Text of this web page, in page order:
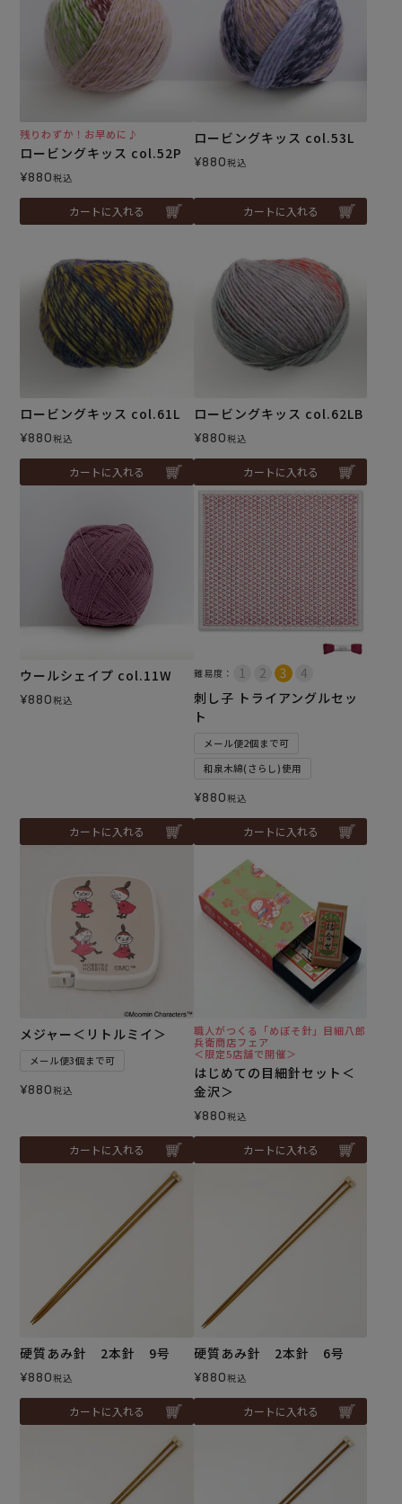
残りわずか！お早めに♪
ロービングキッス col.52P
¥880税込
カートに入れる
ロービングキッス col.53L
¥880税込
カートに入れる
ロービングキッス col.61L
¥880税込
カートに入れる
ロービングキッス col.62LB
¥880税込
カートに入れる
ウールシェイプ col.11W
¥880税込
カートに入れる
難易度：
刺し子 トライアングルセッ
ト
メール便2個まで可
和泉木綿(さらし)使用
¥880税込
カートに入れる
メジャー＜リトルミイ＞
メール便3個まで可
¥880税込
カートに入れる
職人がつくる「めぼそ針」目細八郎
兵衛商店フェア
＜限定5店舗で開催＞
はじめての目細針セット＜
金沢＞
¥880税込
カートに入れる
硬質あみ針 2本針 9号
¥880税込
カートに入れる
硬質あみ針 2本針 6号
¥880税込
カートに入れる